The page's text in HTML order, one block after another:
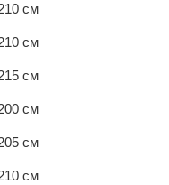
см
см
см
см
см
см